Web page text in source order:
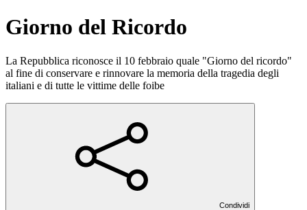
Giorno del Ricordo
La Repubblica riconosce il 10 febbraio quale "Giorno del ricordo"
al fine di conservare e rinnovare la memoria della tragedia degli
italiani e di tutte le vittime delle foibe
Condividi